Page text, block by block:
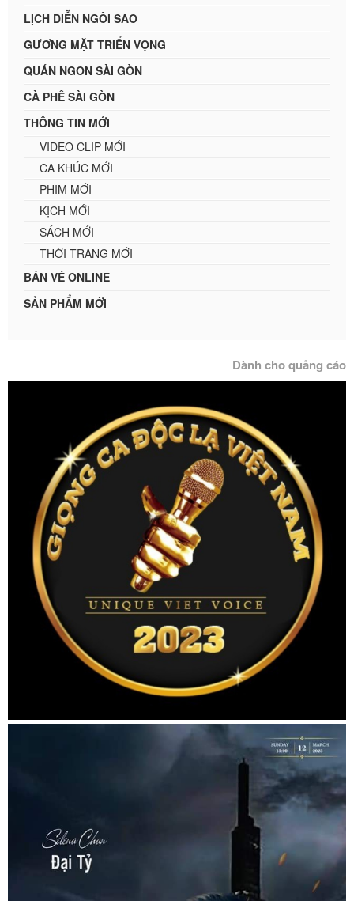
LỊCH DIỄN NGÔI SAO
GƯƠNG MẶT TRIỂN VỌNG
QUÁN NGON SÀI GÒN
CÀ PHÊ SÀI GÒN
THÔNG TIN MỚI
VIDEO CLIP MỚI
CA KHÚC MỚI
PHIM MỚI
KỊCH MỚI
SÁCH MỚI
THỜI TRANG MỚI
BÁN VÉ ONLINE
SẢN PHẨM MỚI
Dành cho quảng cáo